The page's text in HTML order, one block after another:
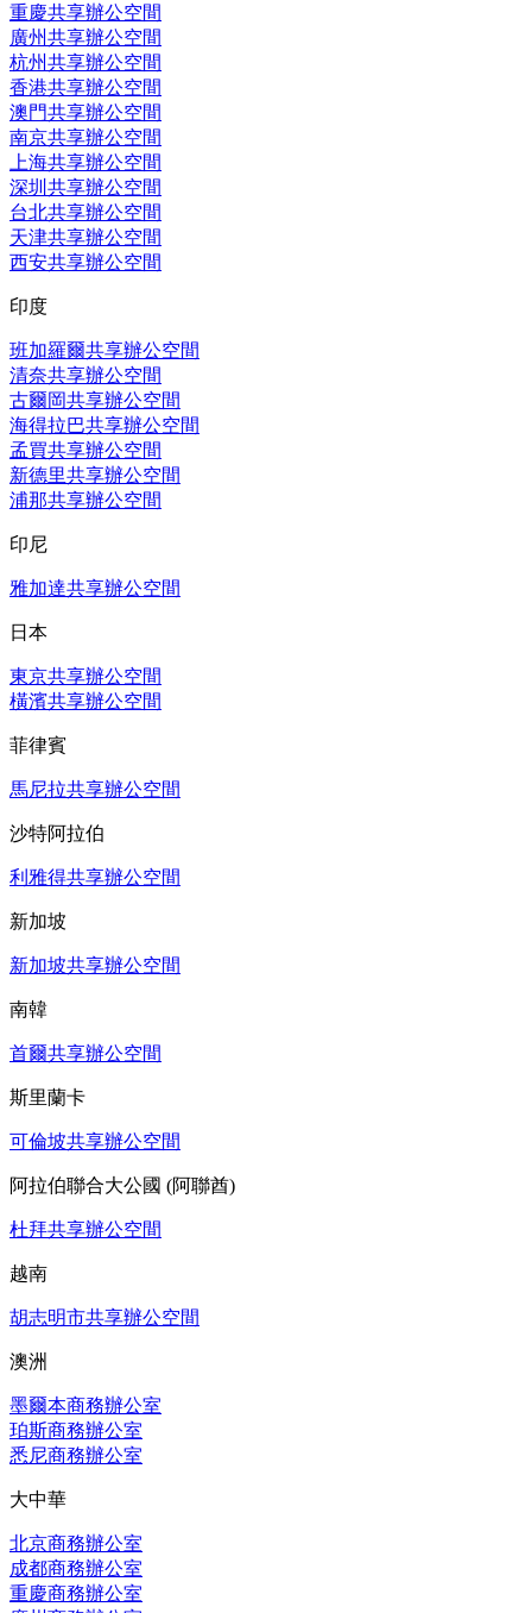
重慶共享辦公空間
廣州共享辦公空間
杭州共享辦公空間
香港共享辦公空間
澳門共享辦公空間
南京共享辦公空間
上海共享辦公空間
深圳共享辦公空間
台北共享辦公空間
天津共享辦公空間
西安共享辦公空間
印度
班加羅爾共享辦公空間
清奈共享辦公空間
古爾岡共享辦公空間
海得拉巴共享辦公空間
孟買共享辦公空間
新德里共享辦公空間
浦那共享辦公空間
印尼
雅加達共享辦公空間
日本
東京共享辦公空間
橫濱共享辦公空間
菲律賓
馬尼拉共享辦公空間
沙特阿拉伯
利雅得共享辦公空間
新加坡
新加坡共享辦公空間
南韓
首爾共享辦公空間
斯里蘭卡
可倫坡共享辦公空間
阿拉伯聯合大公國 (阿聯酋)
杜拜共享辦公空間
越南
胡志明市共享辦公空間
澳洲
墨爾本商務辦公室
珀斯商務辦公室
悉尼商務辦公室
大中華
北京商務辦公室
成都商務辦公室
重慶商務辦公室